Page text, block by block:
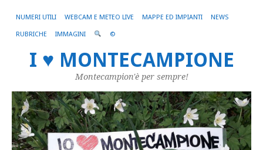
NUMERI UTILI WEBCAM E METEO LIVE MAPPE ED IMPIANTI NEWS
RUBRICHE IMMAGINI ©
I ♥ MONTECAMPIONE
Montecampion'è per sempre!